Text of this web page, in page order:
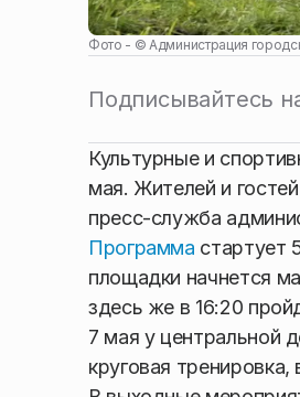
Фото - ©Администрация
Подписывайтесь
Культурные и
мая. Жителей и
пресс-служба
Программа стартует
площадки начнется
здесь же в 16:20
7 мая у центральной
круговая